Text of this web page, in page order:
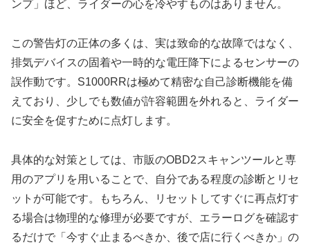
ンプ」ほど、ライダーの心を冷やすものはありません。
この警告灯の正体の多くは、実は致命的な故障ではなく、
排気デバイスの固着や一時的な電圧降下によるセンサーの
誤作動です。S1000RRは極めて精密な自己診断機能を備
えており、少しでも数値が許容範囲を外れると、ライダー
に安全を促すために点灯します。
具体的な対策としては、市販のOBD2スキャンツールと専
用のアプリを用いることで、自分である程度の診断とリセ
ットが可能です。もちろん、リセットしてすぐに再点灯す
る場合は物理的な修理が必要ですが、エラーログを確認す
るだけで「今すぐ止まるべきか、後で店に行くべきか」の